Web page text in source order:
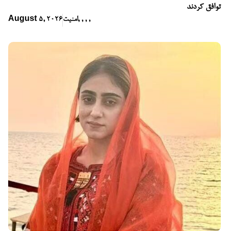
توافق کردند
August 5, 2026امنیت, , , ,